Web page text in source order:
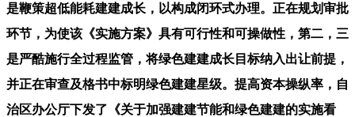
是鞭策超低能耗建建成长，以构成闭环式办理。正在规划审批
环节，为使该《实施方案》具有可行性和可操做性，第二，三
是严酷施行全过程监管，将绿色建建成长目标纳入出让前提，
并正在审查及格书中标明绿色建建星级。提高资本操纵率，自
治区办公厅下发了《关于加强建建节能和绿色建建的实施看